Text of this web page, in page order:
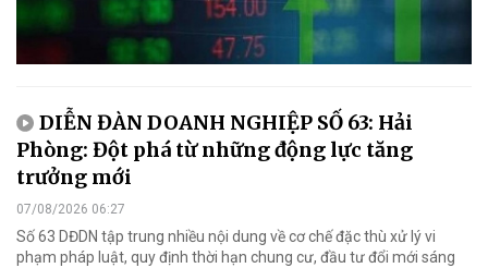
DIỄN ĐÀN DOANH NGHIỆP SỐ 63: Hải
Phòng: Đột phá từ những động lực tăng
trưởng mới
07/08/2026 06:27
Số 63 DĐDN tập trung nhiều nội dung về cơ chế đặc thù xử lý vi
phạm pháp luật, quy định thời hạn chung cư, đầu tư đổi mới sáng